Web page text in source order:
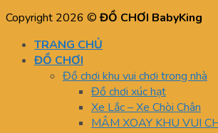
Copyright 2026 ©ĐỒ CHƠI BabyKing
TRANG CHỦ
ĐỒ CHƠI
Đồ chơi khu vui chơi trong nhà
Đồ chơi xúc hạt
Xe Lắc – Xe Chòi Chân
MÂM XOAY KHU VUI